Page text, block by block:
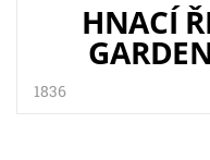
HNACÍ
1836